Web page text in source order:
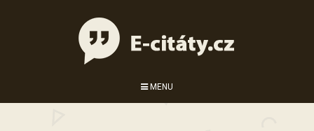
MENU